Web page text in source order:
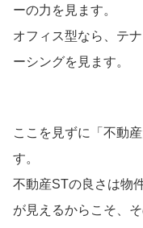
ーの力を見ます。
オフィス型なら、テ
ーシングを見ます。
ここを見ずに「不動
す。
不動産STの良さは物
が見えるからこそ、